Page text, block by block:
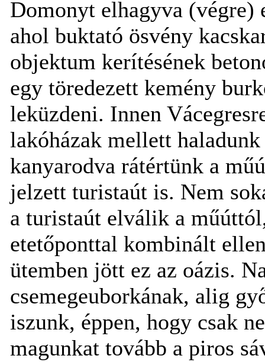
Domonyt elhagyva (végre)
ahol buktató ösvény
objektum kerítésének
egy töredezett kemény
leküzdeni. Innen
lakóházak mellett
kanyarodva rátértünk a
jelzett turistaút is. Nem
a turistaút elválik a
etetőponttal kombinált
ütemben jött ez az oázis.
csemegeuborkának, alig
iszunk, éppen, hogy csak
magunkat tovább a piros